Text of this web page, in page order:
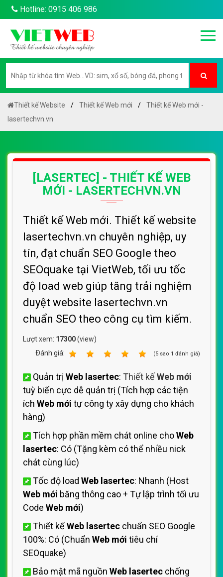
Hotline: 0915 406 986
Thiết kế Website Thiết kế Web mới
Thiết kế Web mới -
lasertechvn.vn
[LASERTEC] - THIẾT KẾ WEB
MỚI - LASERTECHVN.VN
Thiết kế Web mới. Thiết kế website
lasertechvn.vn chuyên nghiệp, uy
tín, đạt chuẩn SEO Google theo
SEOquake tại VietWeb, tối ưu tốc
độ load web giúp tăng trải nghiệm
duyệt website lasertechvn.vn
chuẩn SEO theo công cụ tìm kiếm.
Lượt xem: 17300(view)
Ðánh giá:
(5 sao 1 đánh giá)
Quản trị Web lasertec: Thiết kếWeb mới
tuỳ biến cực dễ quản trị (Tích hợp các tiện
ích Web mới tự công ty xây dựng cho khách
hàng)
Tích hợp phần mềm chát online choWeb
lasertec: Có (Tặng kèm có thể nhiều nick
chát cùng lúc)
Tốc độ load Web lasertec: Nhanh (Host
Web mới băng thông cao + Tự lập trình tối ưu
Code Web mới)
Thiết kếWeb lasertec chuẩn SEO Google
100%: Có (Chuẩn Web mới tiêu chí
SEOquake)
Bảo mật mã nguồn Web lasertec chống